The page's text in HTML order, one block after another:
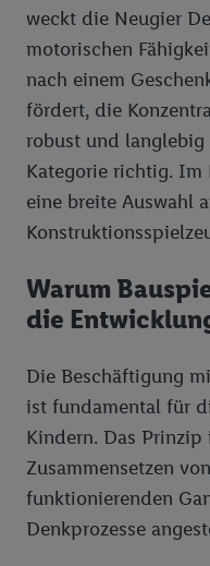
weckt die Neugier
motorischen
nach einem
fördert, die
robust und
Kategorie richtig.
eine breite Auswahl
Warum
die
Die Beschäftigung
ist fundamental für
Kindern. Das
Zusammensetzen
funktionierenden
Denkprozesse